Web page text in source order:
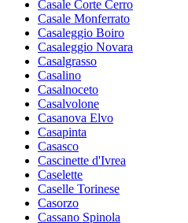
Casale Corte Cerro
Casale Monferrato
Casaleggio Boiro
Casaleggio Novara
Casalgrasso
Casalino
Casalnoceto
Casalvolone
Casanova Elvo
Casapinta
Casasco
Cascinette d'Ivrea
Caselette
Caselle Torinese
Casorzo
Cassano Spinola